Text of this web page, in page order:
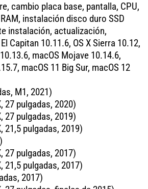
cambio placa base, pantalla, CPU,
instalación disco duro SSD
instalación, actualización,
Capitan 10.11.6, OS X Sierra 10.12,
macOS Mojave 10.14.6,
macOS 11 Big Sur, macOS 12
M1, 2021)
27 pulgadas, 2020)
27 pulgadas, 2019)
21,5 pulgadas, 2019)
27 pulgadas, 2017)
21,5 pulgadas, 2017)
2017)